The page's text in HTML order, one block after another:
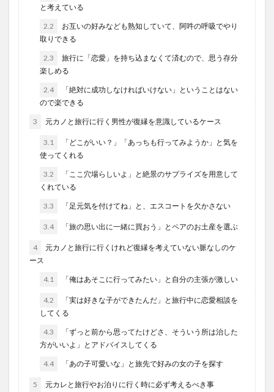
と考えている
2.2
お互いの好みなども熟知していて、阿吽の呼吸でやり
取りできる
2.3
旅行に「恋愛」を持ち込まなくて済むので、思う存分
楽しめる
2.4
「絶対に成功しなければいけない」ということはない
ので楽できる
3 元カノと旅行に行く男性が復縁を意識しているケース
3.1
「どこがいい？」「あっちも行ってみようか」と気を
使ってくれる
3.2
「ここ穴場らしいよ」と絶景のサプライズを用意して
くれている
3.3 「足元気を付けてね」と、エスコートを欠かさない
3.4 「旅の思い出に一緒に買おう」とペアのお土産を選ぶ
4
元カノと旅行に行くけれど復縁を考えていない脈なしのケ
ース
4.1 「俺はあそこに行ってみたい」と自分の主張が激しい
4.2
「実は好きな子ができたんだ」と旅行中に恋愛相談を
してくる
4.3
「ずっと前から思ってたけどさ、そういう所は治した
方がいいよ」とアドバイスしてくる
4.4 「あの子可愛いな」と旅先で好みの女の子を探す
5 元カレと旅行やお泊りに行く時に必ず考えるべき事